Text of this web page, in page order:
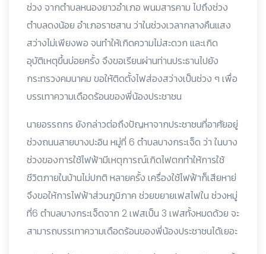
ช่วง จากตำบลหนองยาวอำเภอ พนมสารคาม ไปถึงช่วง
ตำบลดงน้อย อำเภอราชสาน ว่าในช่วงเวลากลางคืนแสง
สว่างไม่เพียงพอ จนทำให้เกิดความไม่สะดวก และเกิด
อุบัติเหตุขึ้นบ่อยครั้ง จึงขอเรียนผ่านท่านประธานไปยัง
กระทรวงคมนาคม ขอให้ติดตั้งไฟส่องสว่างเป็นช่วง ๆ เพื่อ
บรรเทาความเดือดร้อนของพี่น้องประชาชน
นายอรรถกร ยังกล่าวต่อถึงปัญหาจากประชาชนที่อาศัยอยู่
ช่วงถนนสายบางปะอิน หมู่ที่ 6 ตำบลบางกระเจ็ด ว่า ในบาง
ช่วงของการใช้ไฟฟ้ามีเหตุการณ์เกิดไฟตกทำให้การใช้
ชีวิตภายในบ้านไม่ปกติ หลายครั้ง เครื่องใช้ไฟฟ้าก็เสียหาย่
จึงขอให้การไฟฟ้าส่วนภูมิภาค ช่วยขยายเฟสไฟใน ช่วงหมู่
ที่6 ตำบลบางกระเจ็ดจาก 2 เฟสเป็น 3 เฟสทั้งหมดด้วย จะ
สามารถบรรเทาความเดือดร้อนของพี่น้องประชาชนได้เยอะ